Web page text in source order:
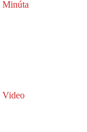
Minúta
Video